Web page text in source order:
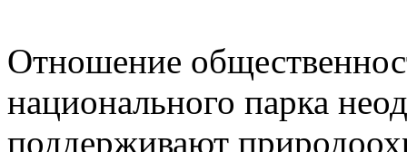
Отношение
национального парка
поддерживают